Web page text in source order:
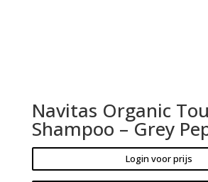
Navitas Organic
Shampoo – Grey
Login voor prijs